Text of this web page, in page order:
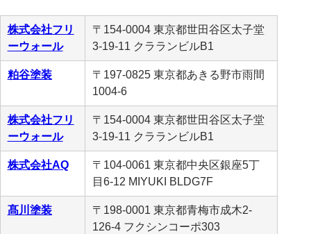
株式会社フリ
ーウォール
〒154-0004 東京都世田谷区太子堂
3-19-11 クラランビルB1
粕谷塗装
〒197-0825 東京都あきる野市雨間
1004-6
株式会社フリ
ーウォール
〒154-0004 東京都世田谷区太子堂
3-19-11 クラランビルB1
株式会社AQ
〒104-0061 東京都中央区銀座5丁
目6-12 MIYUKI BLDG7F
髙川塗装
〒198-0001 東京都青梅市成木2-
126-4 フクシンコーポ303